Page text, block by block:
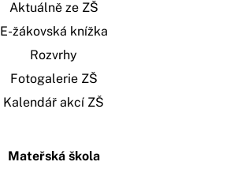
Aktuálně ze ZŠ
E-žákovská knížka
Rozvrhy
Fotogalerie ZŠ
Kalendář akcí ZŠ
Mateřská škola